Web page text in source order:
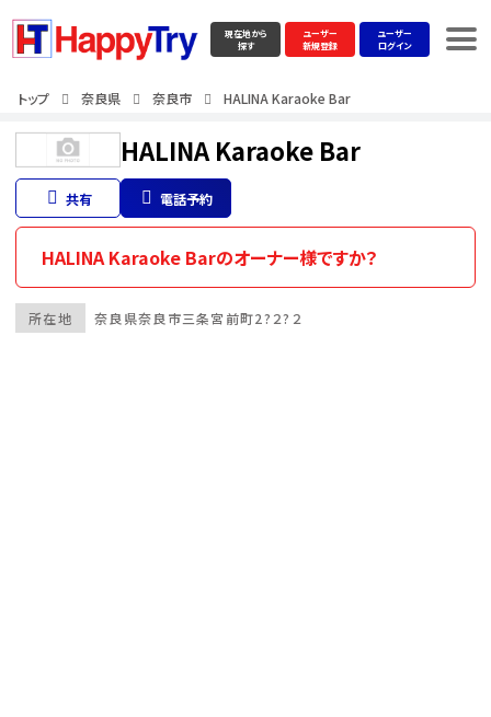
現在地から
探す
ユーザー
新規登録
ユーザー
ログイン
トップ 奈良県 奈良市 HALINA Karaoke Bar
HALINA Karaoke Bar
共有 電話予約
HALINA Karaoke Barのオーナー様ですか？
所在地 奈良県奈良市三条宮前町2?２?２